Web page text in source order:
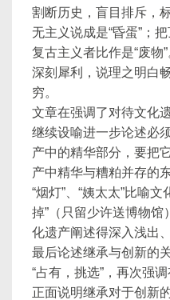
割断历史，盲目排斥，
无主义说成是“昏蛋”；
复古主义者比作是“废物
深刻犀利，说理之明白
穷。
文章在强调了对待文化遗
继续设喻进一步论述必
产中的精华部分，要把
产中精华与糟粕并存的
“烟灯”、“姨太太”比喻
掉”（只留少许送博物
化遗产阐述得深入浅出
最后论述继承与创新的
“占有，挑选”，再次强
正面说明继承对于创新